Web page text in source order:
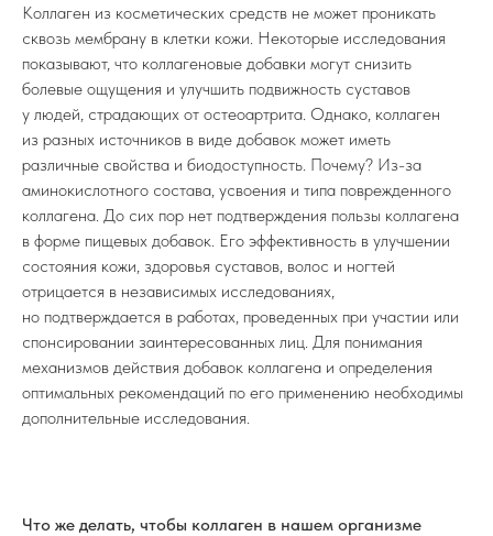
Коллаген из косметических средств не может проникать
сквозь мембрану в клетки кожи. Некоторые исследования
показывают, что коллагеновые добавки могут снизить
болевые ощущения и улучшить подвижность суставов
у людей, страдающих от остеоартрита. Однако, коллаген
из разных источников в виде добавок может иметь
различные свойства и биодоступность. Почему? Из-за
аминокислотного состава, усвоения и типа поврежденного
коллагена. До сих пор нет подтверждения пользы коллагена
в форме пищевых добавок. Его эффективность в улучшении
состояния кожи, здоровья суставов, волос и ногтей
отрицается в независимых исследованиях,
но подтверждается в работах, проведенных при участии или
спонсировании заинтересованных лиц. Для понимания
механизмов действия добавок коллагена и определения
оптимальных рекомендаций по его применению необходимы
дополнительные исследования.
Что же делать, чтобы коллаген в нашем организме